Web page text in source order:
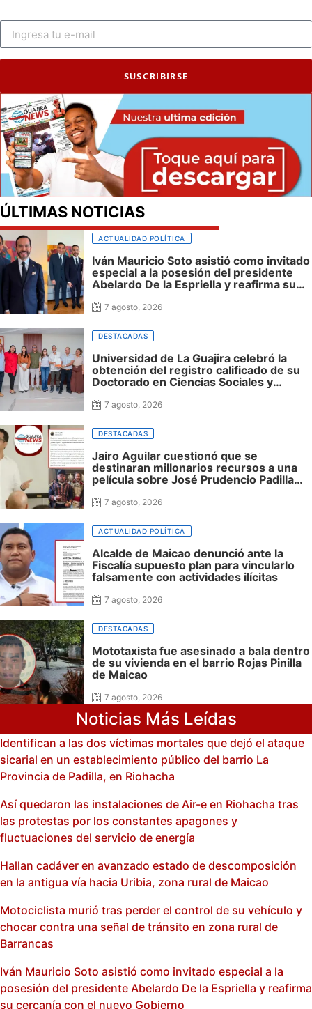
SUSCRIBIRSE
ÚLTIMAS NOTICIAS
ACTUALIDAD POLÍTICA
Iván Mauricio Soto asistió como invitado
especial a la posesión del presidente
Abelardo De la Espriella y reafirma su
7 agosto, 2026
DESTACADAS
Universidad de La Guajira celebró la
obtención del registro calificado de su
Doctorado en Ciencias Sociales y
con impacto regional
7 agosto, 2026
DESTACADAS
Jairo Aguilar cuestionó que se
destinaran millonarios recursos a una
película sobre José Prudencio Padilla
ni incluyó al departamento, mientras
honor en Riohacha
7 agosto, 2026
ACTUALIDAD POLÍTICA
Alcalde de Maicao denunció ante la
Fiscalía supuesto plan para vincularlo
falsamente con actividades ilícitas
7 agosto, 2026
DESTACADAS
Mototaxista fue asesinado a bala dentro
de su vivienda en el barrio Rojas Pinilla
de Maicao
7 agosto, 2026
Noticias Más Leídas
Identifican a las dos víctimas mortales que dejó el ataque
sicarial en un establecimiento público del barrio La
Provincia de Padilla, en Riohacha
Así quedaron las instalaciones de Air-e en Riohacha tras
las protestas por los constantes apagones y
fluctuaciones del servicio de energía
Hallan cadáver en avanzado estado de descomposición
en la antigua vía hacia Uribia, zona rural de Maicao
Motociclista murió tras perder el control de su vehículo y
chocar contra una señal de tránsito en zona rural de
Barrancas
Iván Mauricio Soto asistió como invitado especial a la
posesión del presidente Abelardo De la Espriella y reafirma
su cercanía con el nuevo Gobierno